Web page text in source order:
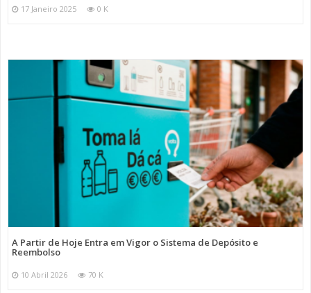
17 Janeiro 2025 0 K
A Partir de Hoje Entra em Vigor o Sistema de Depósito e
Reembolso
10 Abril 2026 70 K